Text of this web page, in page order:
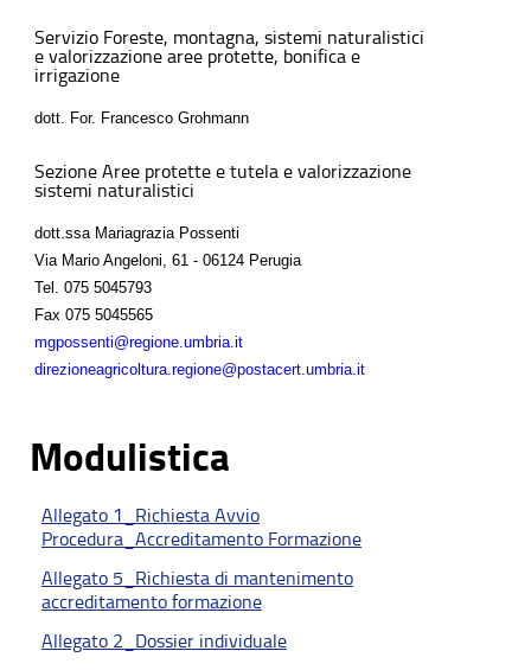
Servizio Foreste, montagna, sistemi naturalistici
e valorizzazione aree protette, bonifica e
irrigazione
dott. For. Francesco Grohmann
Sezione Aree protette e tutela e valorizzazione
sistemi naturalistici
dott.ssa Mariagrazia Possenti
Via Mario Angeloni, 61 - 06124 Perugia
Tel.
075 5045793
Fax 075 5045565
mgpossenti@regione.umbria.it
direzioneagricoltura.regione@postacert.umbria.it
Modulistica
Allegato 1_Richiesta Avvio
Procedura_Accreditamento Formazione
Allegato 5_Richiesta di mantenimento
accreditamento formazione
Allegato 2_Dossier individuale